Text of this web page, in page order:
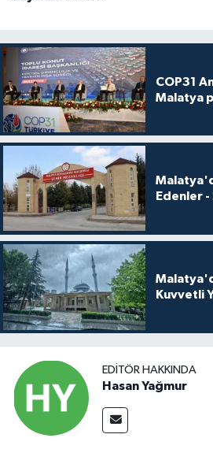
COP31
Malatya
Edenler
Kuvvetli
EDITÖR HAKKINDA
Hasan Yağmur